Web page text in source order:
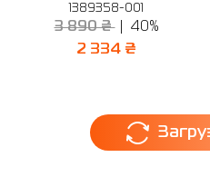
1389358-001
3 890 ₴ 40%
2 334 ₴